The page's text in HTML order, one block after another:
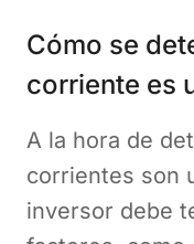
Cómo se
corriente es
A la hora de
corrientes son
inversor debe